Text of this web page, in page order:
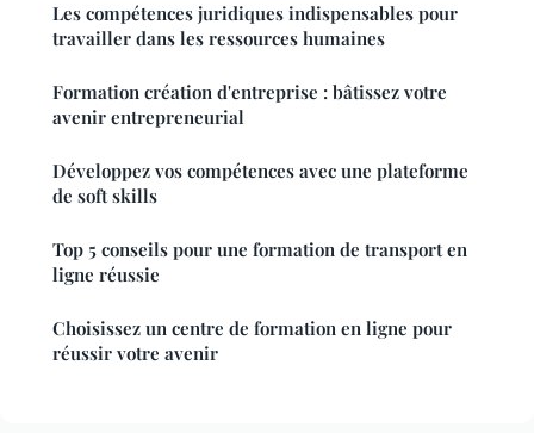
Les compétences juridiques indispensables pour
travailler dans les ressources humaines
Formation création d'entreprise : bâtissez votre
avenir entrepreneurial
Développez vos compétences avec une plateforme
de soft skills
Top 5 conseils pour une formation de transport en
ligne réussie
Choisissez un centre de formation en ligne pour
réussir votre avenir